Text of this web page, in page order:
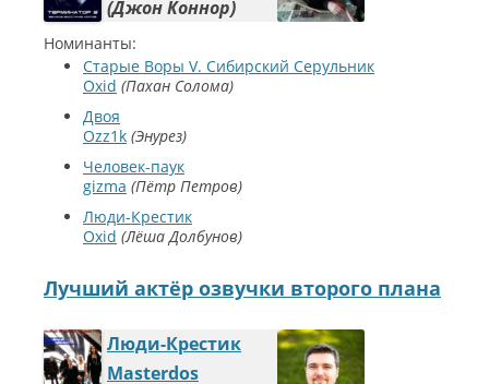
Джон Коннор
Номинанты:
Старые Воры V. Сибирский Серульник
Oxid Пахан Солома
Двоя
Ozz1k Энурез
Человек-паук
gizma Пётр Петров
Люди-Крестик
Oxid Лёша Долбунов
Лучший актёр озвучки второго плана
Люди-Крестик
Masterdos